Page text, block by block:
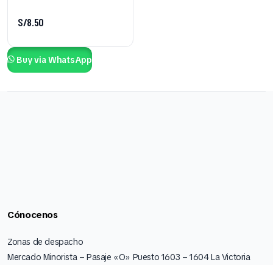
S/8.50
Buy via WhatsApp
Cónocenos
Zonas de despacho
Mercado Minorista – Pasaje «O» Puesto 1603 – 1604 La Victoria